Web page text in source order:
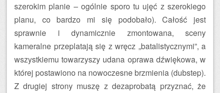
szerokim planie – ogólnie sporo tu ujęć z szerokiego
planu, co bardzo mi się podobało). Całość jest
sprawnie i dynamicznie zmontowana, sceny
kameralne przeplatają się z wręcz „batalistycznymi”, a
wszystkiemu towarzyszy udana oprawa dźwiękowa, w
której postawiono na nowoczesne brzmienia (dubstep).
Z drugiej strony muszę z dezaprobatą przyznać, że